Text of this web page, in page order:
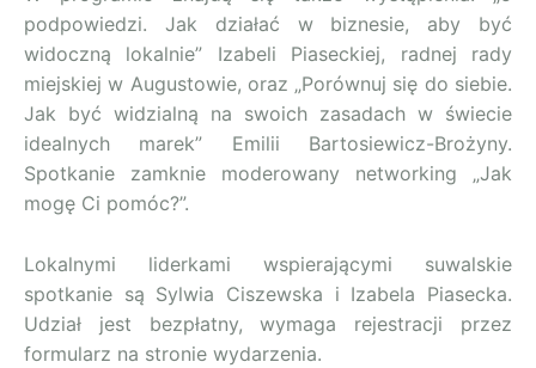
podpowiedzi. Jak działać w biznesie, aby być
widoczną lokalnie” Izabeli Piaseckiej, radnej rady
miejskiej w Augustowie, oraz „Porównuj się do siebie.
Jak być widzialną na swoich zasadach w świecie
idealnych marek” Emilii Bartosiewicz-Brożyny.
Spotkanie zamknie moderowany networking „Jak
mogę Ci pomóc?”.
Lokalnymi liderkami wspierającymi suwalskie
spotkanie są Sylwia Ciszewska i Izabela Piasecka.
Udział jest bezpłatny, wymaga rejestracji przez
formularz na stronie wydarzenia.